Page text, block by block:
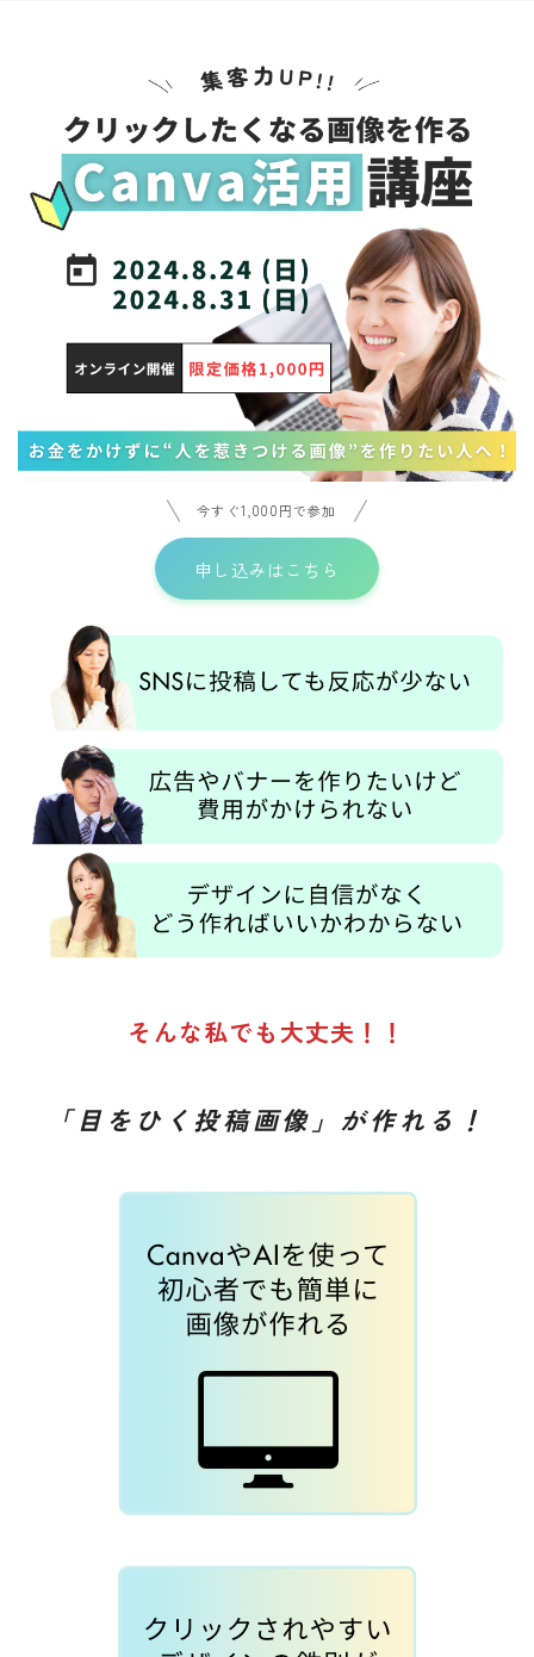
今すぐ1,000円で参加
申し込みはこちら
そんな私でも大丈夫！！
「目をひく投稿画像」が作れる！